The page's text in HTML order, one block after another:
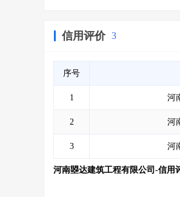
信用评价 3
序号
1 河
2 河
3 河
河南曌达建筑工程有限公司-信用